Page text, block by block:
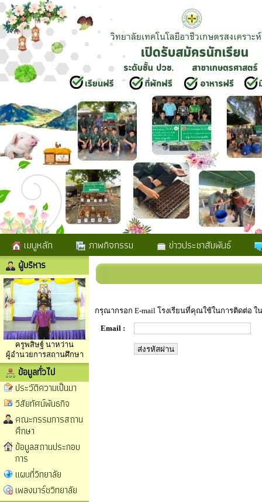
เมนูหลัก ภาพกิจกรรม ข่าวประชาสัมพันธ์
ผู้บริหาร
ครูพสิษฐ์ นาหว่าน
ผู้อำนวยการสถานศึกษา
ข้อมูลทั่วไป
ประวัติความเป็นมา
วิสัยทัศน์พันธกิจ
คณะกรรมการสถาน
ศึกษา
ข้อมูลสถานประกอบ
การ
แผนที่วิทยาลัย
เพลงมาร์ชวิทยาลัย
กรุณากรอก E-mail โรงเรียนที่คุณใช้ในการติดต่อ ใ
Email :